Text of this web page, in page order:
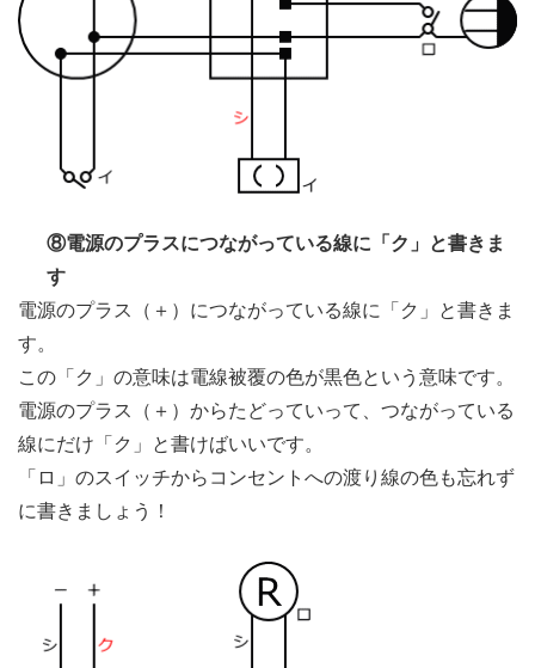
⑧電源のプラスにつながっている線に「ク」と書きま
す
電源のプラス（＋）につながっている線に「ク」と書きま
す。
この「ク」の意味は電線被覆の色が黒色という意味です。
電源のプラス（＋）からたどっていって、つながっている
線にだけ「ク」と書けばいいです。
「ロ」のスイッチからコンセントへの渡り線の色も忘れず
に書きましょう！